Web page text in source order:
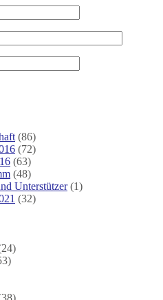
(86)
(72)
(63)
(48)
Unterstützer(1)
(32)